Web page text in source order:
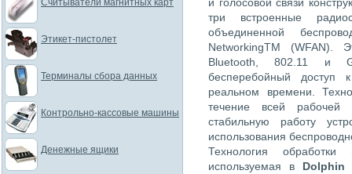
три встроенные
объединенной
NetworkingTM (WFAN).
Bluetooth, 802.11 и
бесперебойный
реальном времени.
течение всей рабочей
стабильную работу
использования
Технология
используемая в Dolphin
Считыватели магнитных карт
Этикет-пистолет
Терминалы сбора данных
Контрольно-кассовые машины
Денежные ящики